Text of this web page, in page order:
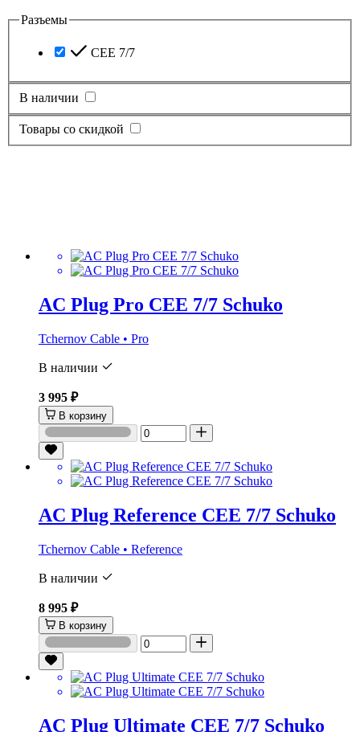
Разъемы
CEE 7/7
В наличии
Товары со скидкой
AC Plug Pro CEE 7/7 Schuko
Tchernov Cable • Pro
В наличии
3 995 ₽
В корзину
AC Plug Reference CEE 7/7 Schuko
Tchernov Cable • Reference
В наличии
8 995 ₽
В корзину
AC Plug Ultimate CEE 7/7 Schuko